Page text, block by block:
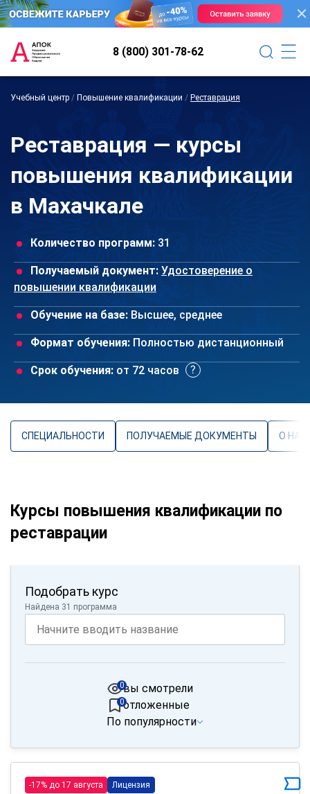
8 (800) 301-78-62
Учебный центр / Повышение квалификации / Реставрация
Реставрация — курсы
повышения квалификации
в Махачкале
Количество программ: 31
Получаемый документ: Удостоверение о
повышении квалификации
Обучение на базе: Высшее, среднее
Формат обучения: Полностью дистанционный
Срок обучения: от 72 часов
СПЕЦИАЛЬНОСТИ ПОЛУЧАЕМЫЕ ДОКУМЕНТЫ О
Курсы повышения квалификации по
реставрации
Подобрать курс
Найдена 31 программа
вы смотрели
0
отложенные
0
По популярности
-17% до 17 августа Лицензия